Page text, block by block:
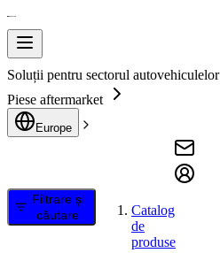
Soluții pentru sectorul autovehiculelor
Piese aftermarket
Europe
Filtrare și
căutare
Catalog
de
produse